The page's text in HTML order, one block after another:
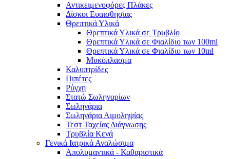
Αντικειμενοφόρες Πλάκες
Δίσκοι Ευαισθησίας
Θρεπτικά Υλικά
Θρεπτικά Υλικά σε Τρυβλίο
Θρεπτικά Υλικά σε Φιαλίδιο των 100ml
Θρεπτικά Υλικά σε Φιαλίδιο των 10ml
Μυκόπλασμα
Καλυπτρίδες
Πιπέτες
Ρύγχη
Στατώ Σωληναρίων
Σωληνάρια
Σωληνάρια Αιμοληψίας
Τεστ Ταχείας Διάγνωσης
Τρυβλία Κενά
Γενικά Ιατρικά Αναλώσιμα
Απολυμαντικά - Καθαριστικά